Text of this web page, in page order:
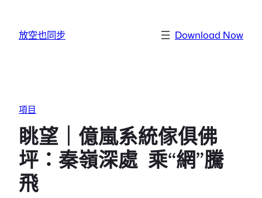
放空也同步 Download Now
項目
眺望｜億嵐系統傢俱佛
坪：秦嶺深處 乘“網”騰
飛